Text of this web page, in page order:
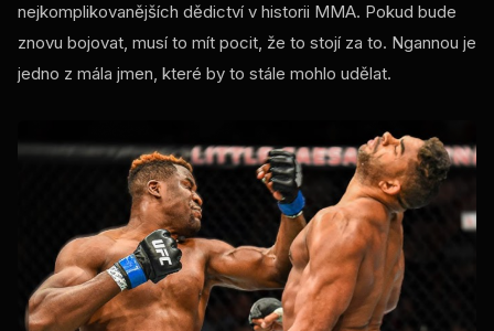
nejkomplikovanějších dědictví v historii MMA. Pokud bude
znovu bojovat, musí to mít pocit, že to stojí za to. Ngannou je
jedno z mála jmen, které by to stále mohlo udělat.